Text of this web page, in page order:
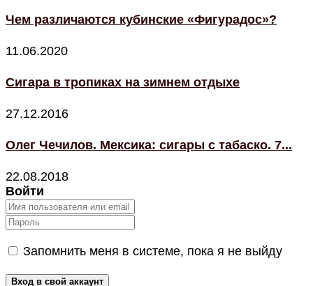
Чем различаются кубинские «Фигурадос»?
11.06.2020
Сигара в тропиках на зимнем отдыхе
27.12.2016
Олег Чечилов. Мексика: сигары с табаско. 7...
22.08.2018
Войти
Запомнить меня в системе, пока я не выйду